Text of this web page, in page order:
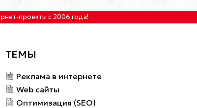
проекты с 2006 года!
ТЕМЫ
Реклама в интернете
Web сайты
Оптимизация (SEO)